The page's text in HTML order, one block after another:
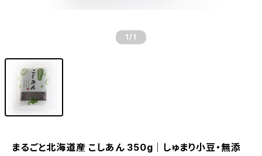
1 /1
まるごと北海道産 こしあん 350g｜しゅまり小豆・無添